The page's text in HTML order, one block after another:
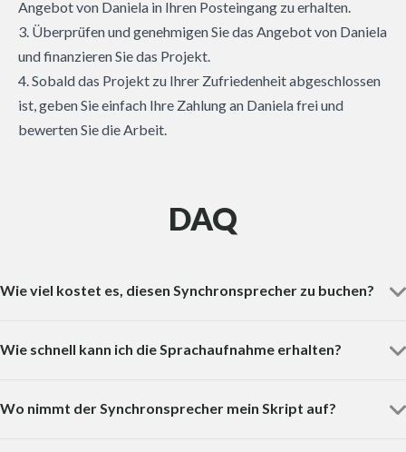
Angebot von Daniela in Ihren Posteingang zu erhalten.
3. Überprüfen und genehmigen Sie das Angebot von Daniela
und finanzieren Sie das Projekt.
4. Sobald das Projekt zu Ihrer Zufriedenheit abgeschlossen
ist, geben Sie einfach Ihre Zahlung an Daniela frei und
bewerten Sie die Arbeit.
DAQ
Wie viel kostet es, diesen Synchronsprecher zu buchen?
Wie schnell kann ich die Sprachaufnahme erhalten?
Wo nimmt der Synchronsprecher mein Skript auf?